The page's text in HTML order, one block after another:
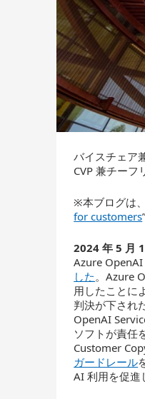
バイスチェア
CVP 兼チー
※本ブログは
for customers
2024 年 5 月
Azure
した 。Azure
用したことに
判決が下され
OpenAI
ソフトが責任
Customer
ガードレール
AI 利用を促進